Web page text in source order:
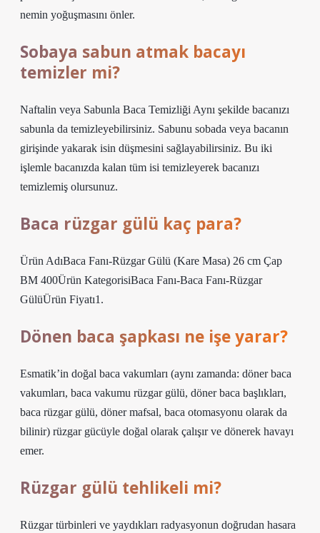
nemin yoğuşmasını önler.
Sobaya sabun atmak bacayı
temizler mi?
Naftalin veya Sabunla Baca Temizliği Aynı şekilde bacanızı
sabunla da temizleyebilirsiniz. Sabunu sobada veya bacanın
girişinde yakarak isin düşmesini sağlayabilirsiniz. Bu iki
işlemle bacanızda kalan tüm isi temizleyerek bacanızı
temizlemiş olursunuz.
Baca rüzgar gülü kaç para?
Ürün AdıBaca Fanı-Rüzgar Gülü (Kare Masa) 26 cm Çap
BM 400Ürün KategorisiBaca Fanı-Baca Fanı-Rüzgar
GülüÜrün Fiyatı1.
Dönen baca şapkası ne işe yarar?
Esmatik’in doğal baca vakumları (aynı zamanda: döner baca
vakumları, baca vakumu rüzgar gülü, döner baca başlıkları,
baca rüzgar gülü, döner mafsal, baca otomasyonu olarak da
bilinir) rüzgar gücüyle doğal olarak çalışır ve dönerek havayı
emer.
Rüzgar gülü tehlikeli mi?
Rüzgar türbinleri ve yaydıkları radyasyonun doğrudan hasara